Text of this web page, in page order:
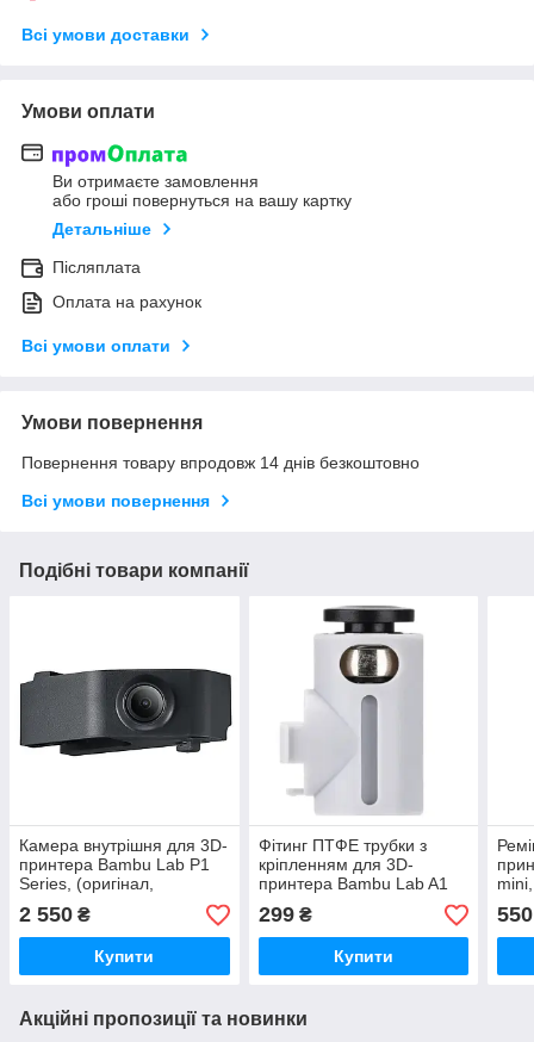
Всі умови доставки
Умови оплати
Ви отримаєте замовлення
або гроші повернуться на вашу картку
Детальніше
Післяплата
Оплата на рахунок
Всі умови оплати
Умови повернення
Повернення товару впродовж 14 днів безкоштовно
Всі умови повернення
Подібні товари компанії
Камера внутрішня для 3D-
принтера Bambu Lab P1
Series, (оригінал,
CAM002)
2 550 ₴
Купити
Фітинг ПТФЕ трубки з
кріпленням для 3D-
принтера Bambu Lab A1
mini, (оригінал, FAC015)
299₴
Купити
550
Акційні пропозиції та новинки